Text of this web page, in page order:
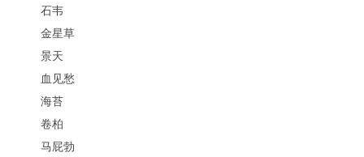
石韦
金星草
景天
血见愁
海苔
卷柏
马屁勃